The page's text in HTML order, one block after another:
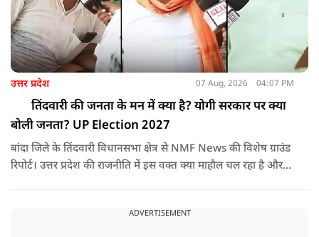
उत्तर प्रदेश 07 Aug, 2026 04:07 PM
तिंदवारी की जनता के मन में क्या है? योगी सरकार पर क्या
बोली जनता? UP Election 2027
बांदा जिले के तिंदवारी विधानसभा क्षेत्र से NMF News की विशेष ग्राउंड
रिपोर्ट। उत्तर प्रदेश की राजनीति में इस वक्त क्या माहौल चल रहा है और
ADVERTISEMENT